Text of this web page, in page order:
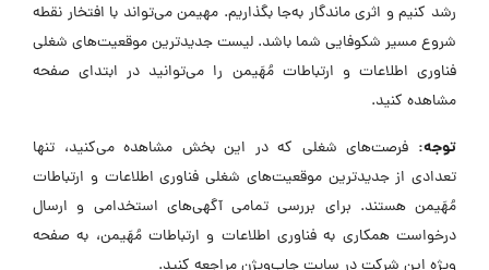
رشد کنیم و اثری ماندگار به‌جا بگذاریم. مهیمن می‌تواند با افتخار نقطه
شروع مسیر شکوفایی شما باشد. لیست جدیدترین موقعیت‌های شغلی
فناوری اطلاعات و ارتباطات مُهَیمن را می‌توانید در ابتدای صفحه
مشاهده کنید.
توجه: فرصت‌های شغلی که در این بخش مشاهده می‌کنید، تنها
تعدادی از جدیدترین موقعیت‌های شغلی فناوری اطلاعات و ارتباطات
مُهَیمن هستند. برای بررسی تمامی آگهی‌های استخدامی و ارسال
درخواست همکاری به فناوری اطلاعات و ارتباطات مُهَیمن، به صفحه